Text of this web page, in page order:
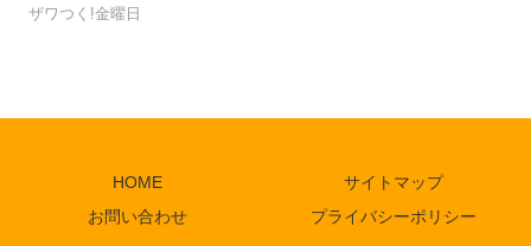
ザワつく!金曜日
HOME
サイトマップ
お問い合わせ
プライバシーポリシー